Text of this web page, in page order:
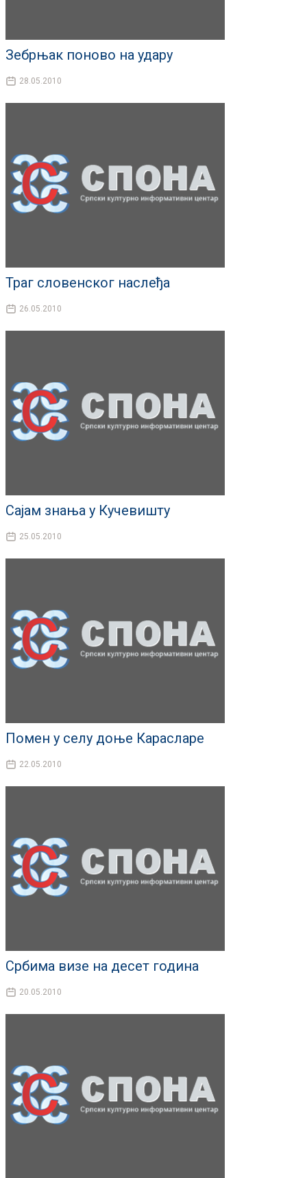
Зебрњак поново на удару
28.05.2010
Траг словенског наслеђа
26.05.2010
Сајам знања у Кучевишту
25.05.2010
Помен у селу доње Карасларе
22.05.2010
Србима визе на десет година
20.05.2010